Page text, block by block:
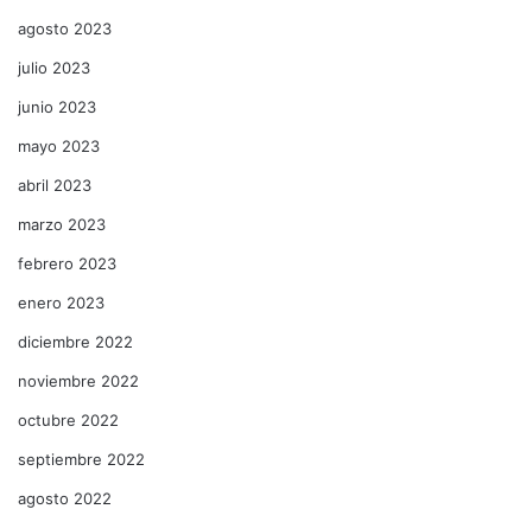
agosto 2023
julio 2023
junio 2023
mayo 2023
abril 2023
marzo 2023
febrero 2023
enero 2023
diciembre 2022
noviembre 2022
octubre 2022
septiembre 2022
agosto 2022